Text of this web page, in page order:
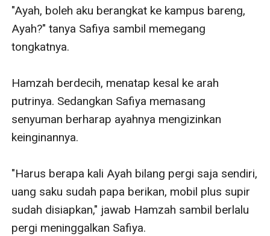
kenyataan menyakitkan lainnya, semakin membuat
Safiya frustrasi menjalani hari-hari.
Lantas, bagaimana jadinya jika Safiya mendapatkan
Akankah dia membalas dendam atas rasa sakit yang
dia terima, atau justru terjebak dalam lingkaran derita
yang tak berujung?
Baca kisah lengkapnya hanya di Dreame!
"Ayah, boleh aku berangkat ke kampus bareng,
Ayah?" tanya Safiya sambil memegang
tongkatnya.
Hamzah berdecih, menatap kesal ke arah
putrinya. Sedangkan Safiya memasang
senyuman berharap ayahnya mengizinkan
keinginannya.
"Harus berapa kali Ayah bilang pergi saja sendiri,
uang saku sudah papa berikan, mobil plus supir
sudah disiapkan," jawab Hamzah sambil berlalu
pergi meninggalkan Safiya.